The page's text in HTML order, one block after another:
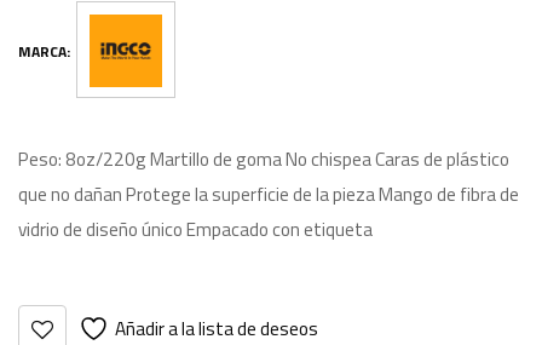
MARCA:
Peso: 8oz/220g Martillo de goma No chispea Caras de plástico
que no dañan Protege la superficie de la pieza Mango de fibra de
vidrio de diseño único Empacado con etiqueta
Añadir a la lista de deseos